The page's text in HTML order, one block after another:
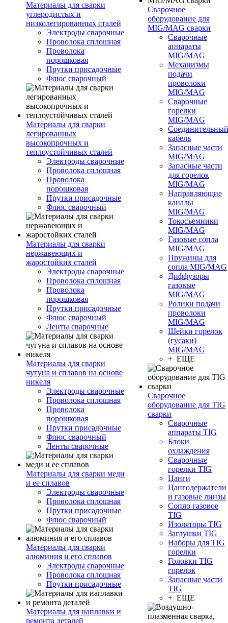
Материалы для сварки
углеродистых и
низколегированных сталей
Электроды сварочные
Проволока сплошная
Проволока
порошковая
Прутки присадочные
Флюс сварочный
Материалы для сварки
легированных
высокопрочных и
теплоустойчивых сталей
Электроды сварочные
Проволока сплошная
Проволока
порошковая
Прутки присадочные
Флюс сварочный
Материалы для сварки
нержавеющих и
жаростойких сталей
Электроды сварочные
Проволока сплошная
Проволока
порошковая
Прутки присадочные
Флюс сварочный
Ленты сварочные
Материалы для сварки
чугуна и сплавов на основе
никеля
Электроды сварочные
Проволока сплошная
Проволока
порошковая
Прутки присадочные
Флюс сварочный
Ленты сварочные
Материалы для сварки меди
и ее сплавов
Электроды сварочные
Проволока сплошная
Прутки присадочные
Флюс сварочный
Материалы для сварки
алюминия и его сплавов
Электроды сварочные
Проволока сплошная
Прутки присадочные
Материалы для наплавки и
ремонта деталей
Сварочное
оборудование для
MIG/MAG сварки
Сварочные
аппараты
MIG/MAG
Механизмы
подачи
проволоки
MIG/MAG
Сварочные
горелки
MIG/MAG
Соединительный
кабель
Запасные части
MIG/MAG
Запасные части
для горелок
MIG/MAG
Направляющие
каналы
MIG/MAG
Токосъемники
MIG/MAG
Газовые сопла
MIG/MAG
Пружины для
сопла MIG/MAG
Диффузоры
газовые
MIG/MAG
Ролики подачи
проволоки
MIG/MAG
Шейки горелок
(гусаки)
MIG/MAG
+ ЕЩЕ
Сварочное
оборудование для TIG
сварки
Сварочные
аппараты TIG
Блоки
охлаждения
Сварочные
горелки TIG
Цанги
Цангодержатели
и газовые линзы
Сопло газовое
TIG
Изоляторы TIG
Заглушки TIG
Наборы для TIG
горелки
Головки TIG
горелок
Запасные части
TIG
+ ЕЩЕ